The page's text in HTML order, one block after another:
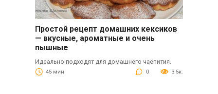
Простой рецепт домашних кексиков
— вкусные, ароматные и очень
пышные
Идеально подходят для домашнего чаепития.
45 мин. 0 3.5к.